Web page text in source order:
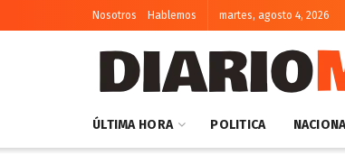
Nosotros Hablemos martes, agosto 4, 2026
ÚLTIMA HORA POLITICA